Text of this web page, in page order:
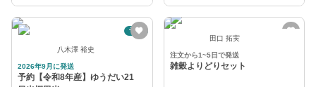
予約
八木澤 裕史
2026年9月に発送
予約【令和8年産】ゆうだい21
田口 拓実
注文から1~5日で発送
雑穀よりどりセット